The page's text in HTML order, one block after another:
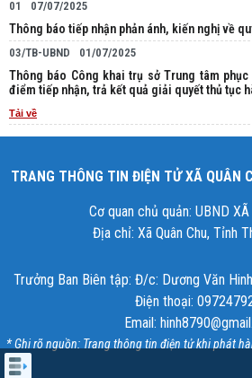
01 07/07/2025
Thông báo tiếp nhận phản ánh, kiến nghị về
03/TB-UBND 01/07/2025
Thông báo Công khai trụ sở Trung tâm
điểm tiếp nhận, trả kết quả giải quyết thủ tục
Tải về
TRANG THÔNG TIN ĐIỆN TỬ XÃ QUÂN
Cơ quan chủ quản: UBND XÃ
Địa chỉ: Xã Quân Chu, Tỉnh
Trưởng Ban Biên tập: Đ/c: Dương Văn
Điện thoại:
Email:
* Ghi rõ nguồn: Trang thông tin điện tử khi phát